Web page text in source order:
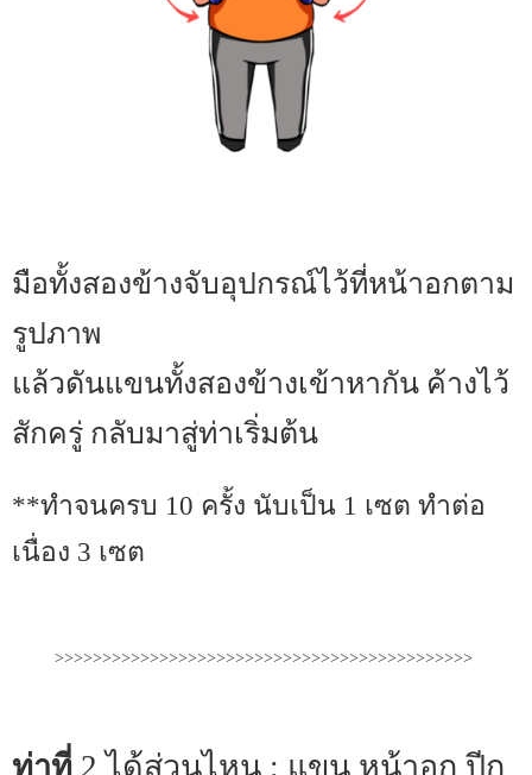
มือทั้งสองข้างจับอุปกรณ์ไว้ที่หน้าอกตาม
รูปภาพ
แล้วดันแขนทั้งสองข้างเข้าหากัน ค้างไว้
สักครู่ กลับมาสู่ท่าเริ่มต้น
**ทำจนครบ 10 ครั้ง นับเป็น 1 เซต ทำต่อ
เนื่อง 3 เซต
>>>>>>>>>>>>>>>>>>>>>>>>>>>>>>>>>>>>>>>>>>>>
ท่าที่ 2 ได้ส่วนไหน : แขน หน้าอก ปีก